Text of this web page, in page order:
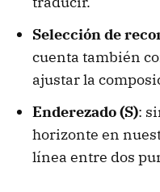
Selección de
cuenta también
ajustar la
Enderezado (S):
horizonte en
línea entre dos